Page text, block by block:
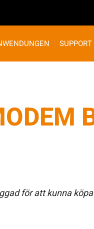
SUPPORT
för att kunna